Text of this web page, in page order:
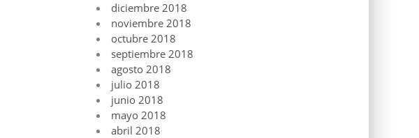
diciembre 2018
noviembre 2018
octubre 2018
septiembre 2018
agosto 2018
julio 2018
junio 2018
mayo 2018
abril 2018